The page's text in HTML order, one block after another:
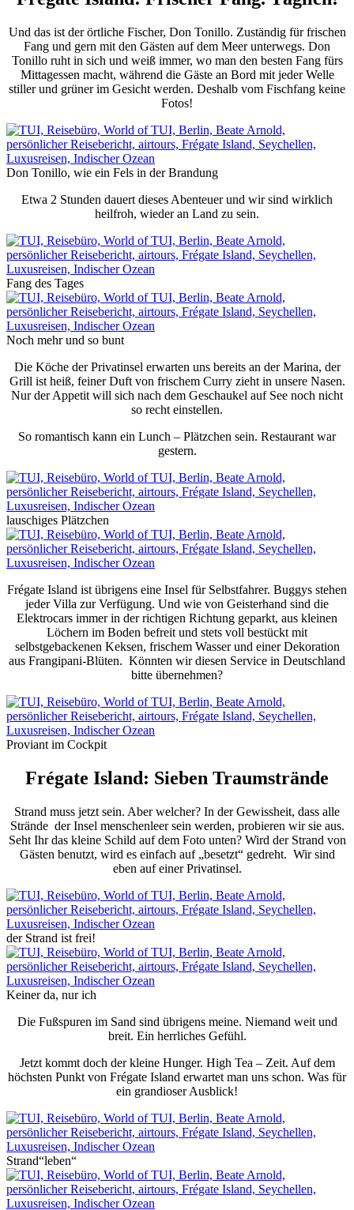
Und das ist der örtliche Fischer, Don Tonillo. Zuständig für frischen
Fang und gern mit den Gästen auf dem Meer unterwegs. Don
Tonillo ruht in sich und weiß immer, wo man den besten Fang fürs
Mittagessen macht, während die Gäste an Bord mit jeder Welle
stiller und grüner im Gesicht werden. Deshalb vom Fischfang keine
Fotos!
Don Tonillo, wie ein Fels in der Brandung
Etwa 2 Stunden dauert dieses Abenteuer und wir sind wirklich
heilfroh, wieder an Land zu sein.
Fang des Tages
Noch mehr und so bunt
Die Köche der Privatinsel erwarten uns bereits an der Marina, der
Grill ist heiß, feiner Duft von frischem Curry zieht in unsere Nasen.
Nur der Appetit will sich nach dem Geschaukel auf See noch nicht
so recht einstellen.
So romantisch kann ein Lunch – Plätzchen sein. Restaurant war
gestern.
lauschiges Plätzchen
Frégate Island ist übrigens eine Insel für Selbstfahrer. Buggys stehen
jeder Villa zur Verfügung. Und wie von Geisterhand sind die
Elektrocars immer in der richtigen Richtung geparkt, aus kleinen
Löchern im Boden befreit und stets voll bestückt mit
selbstgebackenen Keksen, frischem Wasser und einer Dekoration
aus Frangipani-Blüten. Könnten wir diesen Service in Deutschland
bitte übernehmen?
Proviant im Cockpit
Frégate Island: Sieben Traumstrände
Strand muss jetzt sein. Aber welcher? In der Gewissheit, dass alle
Strände der Insel menschenleer sein werden, probieren wir sie aus.
Seht Ihr das kleine Schild auf dem Foto unten? Wird der Strand von
Gästen benutzt, wird es einfach auf „besetzt“ gedreht. Wir sind
eben auf einer Privatinsel.
der Strand ist frei!
Keiner da, nur ich
Die Fußspuren im Sand sind übrigens meine. Niemand weit und
breit. Ein herrliches Gefühl.
Jetzt kommt doch der kleine Hunger. High Tea – Zeit. Auf dem
höchsten Punkt von Frégate Island erwartet man uns schon. Was für
ein grandioser Ausblick!
Strand“leben“